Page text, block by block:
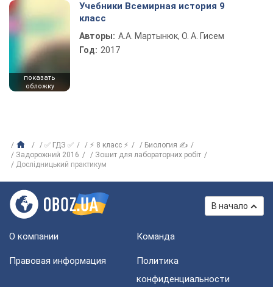
показать
обложку
Учебники Всемирная история 9
класс
Авторы: А.А. Мартынюк, О. А. Гисем
Год: 2017
✅ ГДЗ ✅ ⚡ 8 класс ⚡
Биология ✍
Задорожний 2016
Зошит для лабораторних робіт
Дослідницький практикум
В начало
О компании Команда
Правовая информация
Политика
конфиденциальности